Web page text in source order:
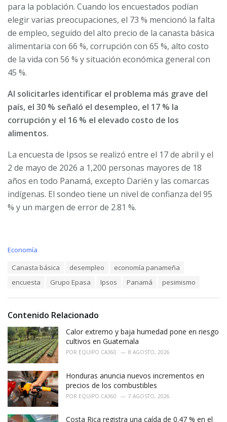
para la población. Cuando los encuestados podían
elegir varias preocupaciones, el 73 % mencionó la falta
de empleo, seguido del alto precio de la canasta básica
alimentaria con 66 %, corrupción con 65 %, alto costo
de la vida con 56 % y situación económica general con
45 %.
Al solicitarles identificar el problema más grave del
país, el 30 % señaló el desempleo, el 17 % la
corrupción y el 16 % el elevado costo de los
alimentos.
La encuesta de Ipsos se realizó entre el 17 de abril y el
2 de mayo de 2026 a 1,200 personas mayores de 18
años en todo Panamá, excepto Darién y las comarcas
indígenas. El sondeo tiene un nivel de confianza del 95
% y un margen de error de 2.81 %.
C
i
s
:
Economía
Canasta básica desempleo
economía panameña
encuesta
Grupo Epasa Ipsos Panamá pesimismo
Contenido Relacionado
Calor extremo y baja humedad pone en riesgo
cultivos en Guatemala
POR EQUIPO CA360 8 AGOSTO, 2026
Honduras anuncia nuevos incrementos en
precios de los combustibles
POR EQUIPO CA360 7 AGOSTO, 2026
Costa Rica registra una caída de 0.47 % en el